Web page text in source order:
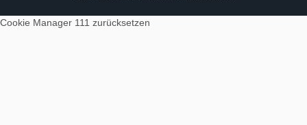
Cookie Manager 111 zurücksetzen